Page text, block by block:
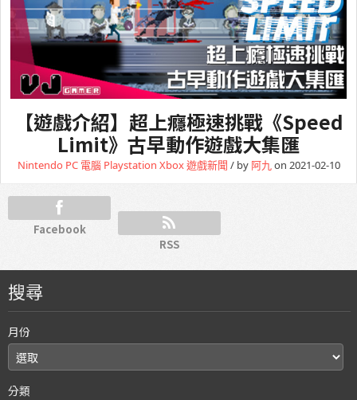
【遊戲介紹】超上癮極速挑戰《Speed
Limit》古早動作遊戲大集匯
Nintendo PC 電腦 Playstation Xbox遊戲新聞 / by 阿九 on 2021-02-10
Facebook
RSS
搜尋
月份
分類